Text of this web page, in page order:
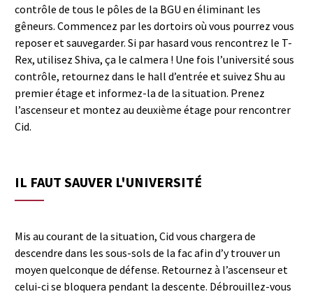
contrôle de tous le pôles de la BGU en éliminant les
gêneurs. Commencez par les dortoirs où vous pourrez vous
reposer et sauvegarder. Si par hasard vous rencontrez le T-
Rex, utilisez Shiva, ça le calmera ! Une fois l’université sous
contrôle, retournez dans le hall d’entrée et suivez Shu au
premier étage et informez-la de la situation. Prenez
l’ascenseur et montez au deuxième étage pour rencontrer
Cid.
IL FAUT SAUVER L'UNIVERSITÉ
Mis au courant de la situation, Cid vous chargera de
descendre dans les sous-sols de la fac afin d’y trouver un
moyen quelconque de défense. Retournez à l’ascenseur et
celui-ci se bloquera pendant la descente. Débrouillez-vous